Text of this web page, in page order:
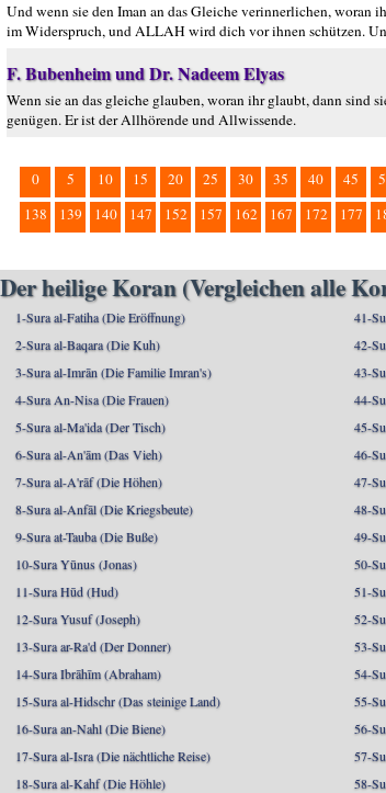
Und wenn sie den Iman an das Gleiche verinnerlichen, woran
im Widerspruch, und ALLAH wird dich vor ihnen schützen.
F. Bubenheim und Dr. Nadeem Elyas
Wenn sie an das gleiche glauben, woran ihr glaubt, dann sind
genügen. Er ist der Allhörende und Allwissende.
0 5 10 15 20 25 30 35 40 45
138 139 140 147 152 157 162 167 172 177
Der heilige Koran (Vergleichen alle
1-Sura al-Fatiha (Die Eröffnung)
2-Sura al-Baqara (Die Kuh)
3-Sura al-Imrān (Die Familie Imran's)
4-Sura An-Nisa (Die Frauen)
5-Sura al-Ma'ida (Der Tisch)
6-Sura al-An'ām (Das Vieh)
7-Sura al-A'rāf (Die Höhen)
8-Sura al-Anfāl (Die Kriegsbeute)
9-Sura at-Tauba (Die Buße)
10-Sura Yūnus (Jonas)
11-Sura Hūd (Hud)
12-Sura Yusuf (Joseph)
13-Sura ar-Ra'd (Der Donner)
14-Sura Ibrāhīm (Abraham)
15-Sura al-Hidschr (Das steinige Land)
16-Sura an-Nahl (Die Biene)
17-Sura al-Isra (Die nächtliche Reise)
18-Sura al-Kahf (Die Höhle)
41-
42-
43-
44-
45-
46-
47-
48-
49-
50-
51-
52-
53-
54-
55-
56-
57-
58-